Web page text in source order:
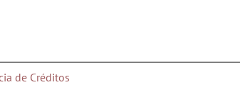
de Créditos